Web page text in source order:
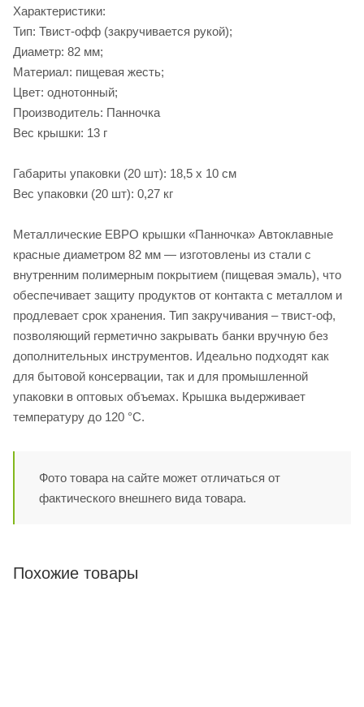
Характеристики:
Тип: Твист-офф (закручивается рукой);
Диаметр: 82 мм;
Материал: пищевая жесть;
Цвет: однотонный;
Производитель: Панночка
Вес крышки: 13 г
Габариты упаковки (20 шт): 18,5 х 10 см
Вес упаковки (20 шт): 0,27 кг
Металлические ЕВРО крышки «Панночка» Автоклавные
красные диаметром 82 мм — изготовлены из стали с
внутренним полимерным покрытием (пищевая эмаль), что
обеспечивает защиту продуктов от контакта с металлом и
продлевает срок хранения. Тип закручивания – твист-оф,
позволяющий герметично закрывать банки вручную без
дополнительных инструментов. Идеально подходят как
для бытовой консервации, так и для промышленной
упаковки в оптовых объемах. Крышка выдерживает
температуру до 120 °C.
Фото товара на сайте может отличаться от
фактического внешнего вида товара.
Похожие товары